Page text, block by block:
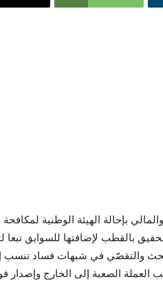
بإحالة الهيئة الوطنية
بالقطب لإضافتها للسوابق
والتقصّي في شبهات فساد تنسب
الصعبة إلى الخارج وإصدار